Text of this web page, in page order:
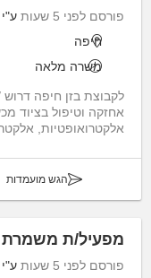
פורסם לפני 5 שעות ע"י
חיפה
משרה מלאה
לקבוצת בזן חיפה
אחזקה וטיפול בציוד
אלקטרואופטיות,
הגש מועמדות
מפעיל/ת משמרת
פורסם לפני 5 שעות ע"י